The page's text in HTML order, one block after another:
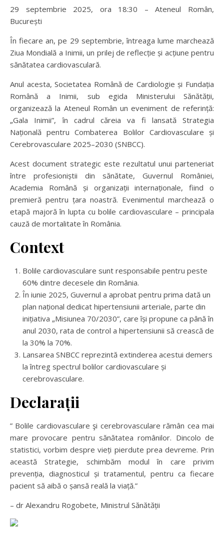
29 septembrie 2025, ora 18:30 – Ateneul Român,
București
În fiecare an, pe 29 septembrie, întreaga lume marchează
Ziua Mondială a Inimii, un prilej de reflecție și acțiune pentru
sănătatea cardiovasculară.
Anul acesta, Societatea Română de Cardiologie și Fundația
Română a Inimii, sub egida Ministerului Sănătății,
organizează la Ateneul Român un eveniment de referință:
„Gala Inimii”, în cadrul căreia va fi lansată Strategia
Națională pentru Combaterea Bolilor Cardiovasculare și
Cerebrovasculare 2025–2030 (SNBCC).
Acest document strategic este rezultatul unui parteneriat
între profesioniștii din sănătate, Guvernul României,
Academia Română și organizații internaționale, fiind o
premieră pentru țara noastră. Evenimentul marchează o
etapă majoră în lupta cu bolile cardiovasculare – principala
cauză de mortalitate în România.
Context
Bolile cardiovasculare sunt responsabile pentru peste
60% dintre decesele din România.
În iunie 2025, Guvernul a aprobat pentru prima dată un
plan național dedicat hipertensiunii arteriale, parte din
inițiativa „Misiunea 70/2030”, care își propune ca până în
anul 2030, rata de control a hipertensiunii să crească de
la 30% la 70%.
Lansarea SNBCC reprezintă extinderea acestui demers
la întreg spectrul bolilor cardiovasculare și
cerebrovasculare.
Declarații
” Bolile cardiovasculare şi cerebrovasculare rămân cea mai
mare provocare pentru sănătatea românilor. Dincolo de
statistici, vorbim despre vieți pierdute prea devreme. Prin
această Strategie, schimbăm modul în care privim
prevenția, diagnosticul și tratamentul, pentru ca fiecare
pacient să aibă o șansă reală la viață.”
– dr Alexandru Rogobete, Ministrul Sănătății